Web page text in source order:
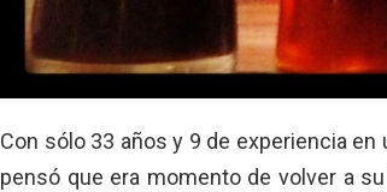
Con sólo 33 años y 9 de experiencia
pensó que era momento de volver a